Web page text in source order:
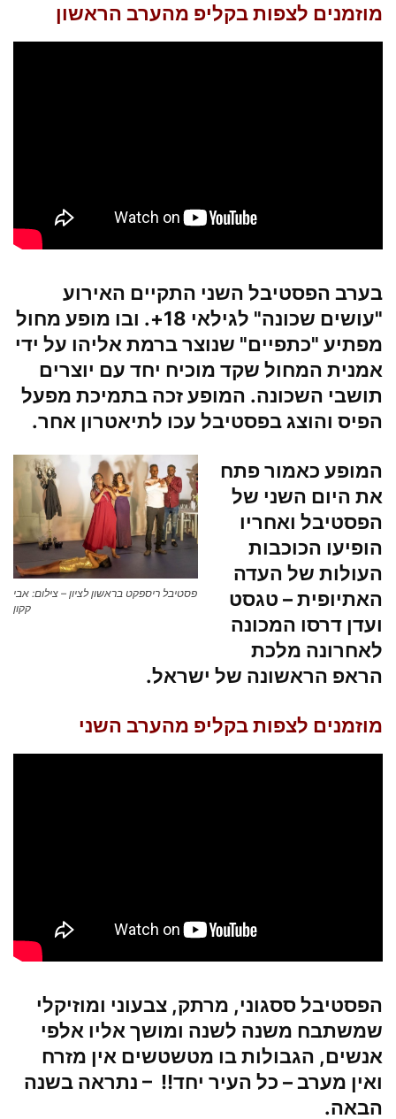
מוזמנים לצפות בקליפ מהערב הראשון
בערב הפסטיבל השני התקיים האירוע
"עושים שכונה
" לגילאי 18+. ובו מופע מחול
מפתיע "כתפיים" שנוצר ברמת אליהו על ידי
אמנית המחול שקד מוכיח יחד עם יוצרים
תושבי השכונה. המופע זכה בתמיכת מפעל
הפיס והוצג בפסטיבל עכו לתיאטרון אחר.
פסטיבל ריספקט בראשון לציון – צילום: אבי
קקון
המופע כאמור פתח
את היום השני של
הפסטיבל ואחריו
הופיעו הכוכבות
העולות של העדה
האתיופית – טגסט
ועדן דרסו המכונה
לאחרונה מלכת
הראפ הראשונה של ישראל.
מוזמנים לצפות בקליפ מהערב השני
הפסטיבל ססגוני, מרתק, צבעוני ומוזיקלי
שמשתבח משנה לשנה ומושך אליו אלפי
אנשים, הגבולות בו מטשטשים אין מזרח
ואין מערב – כל העיר יחד!! – נתראה בשנה
הבאה.